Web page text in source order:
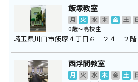
飯塚教室
月 火 水 木 金 土
0歳～高校生
埼玉県川口市飯塚４丁目６－２４ ２階
西浮間教室
月 火 水 木 金 土